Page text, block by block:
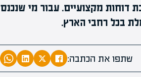
דוחות מקצועיים. עבור מי שנכנס
בכל רחבי הארץ.
שתפו את הכתבה: